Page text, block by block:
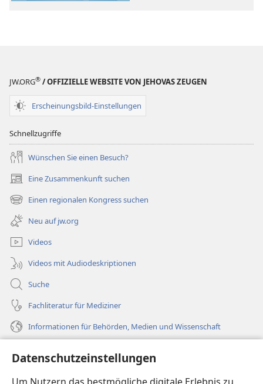
Datenschutzeinstellungen
JW.ORG® / OFFIZIELLE WEBSITE VON JEHOVAS ZEUGEN
Erscheinungsbild-Einstellungen
Schnellzugriffe
Wünschen Sie einen Besuch?
Eine Zusammenkunft suchen
(öffnet
neues
Fenster)
Einen regionalen Kongress suchen
(öffnet
neues
Fenster)
Neu auf jw.org
Videos
Videos mit Audiodeskriptionen
Suche
Fachliteratur für Mediziner
Informationen für Behörden, Medien und Wissenschaft
Spenden